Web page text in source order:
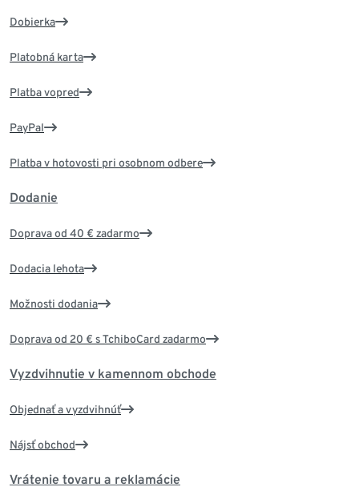
Dobierka
Platobná karta
Platba vopred
PayPal
Platba v hotovosti pri osobnom odbere
Dodanie
Doprava od 40 € zadarmo
Dodacia lehota
Možnosti dodania
Doprava od 20 € s TchiboCard zadarmo
Vyzdvihnutie v kamennom obchode
Objednať a vyzdvihnúť
Nájsť obchod
Vrátenie tovaru a reklamácie